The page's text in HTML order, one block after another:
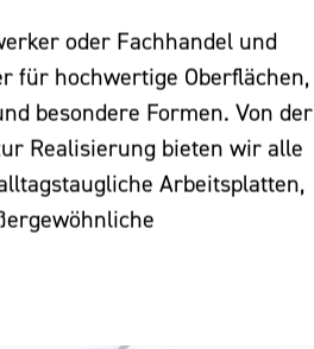
oder Fachhandel und
für hochwertige Oberflächen,
besondere Formen. Von der
Realisierung bieten wir alle
Arbeitsplatten,